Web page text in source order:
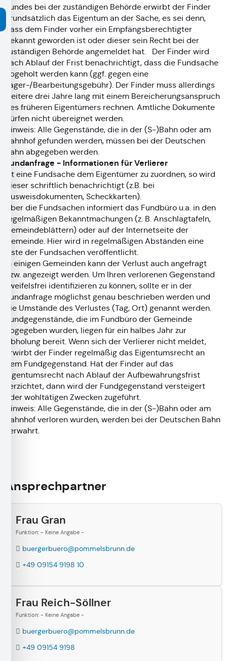
Fundes bei der zuständigen Behörde erwirbt der Finder
grundsätzlich das Eigentum an der Sache, es sei denn,
dass dem Finder vorher ein Empfangsberechtigter
bekannt geworden ist oder dieser sein Recht bei der
zuständigen Behörde angemeldet hat. Der Finder wird
nach Ablauf der Frist benachrichtigt, dass die Fundsache
abgeholt werden kann (ggf. gegen eine
Lager-/Bearbeitungsgebühr). Der Finder muss allerdings
weitere drei Jahre lang mit einem Bereicherungsanspruch
des früheren Eigentümers rechnen. Amtliche Dokumente
dürfen nicht übereignet werden.
Hinweis: Alle Gegenstände, die in der (S-)Bahn oder am
Bahnhof gefunden werden, müssen bei der Deutschen
Bahn abgegeben werden.
Fundanfrage - Informationen für Verlierer
Ist eine Fundsache dem Eigentümer zu zuordnen, so wird
dieser schriftlich benachrichtigt (z.B. bei
Ausweisdokumenten, Scheckkarten).
Über die Fundsachen informiert das Fundbüro u.a. in den
regelmäßigen Bekanntmachungen (z. B. Anschlagtafeln,
Gemeindeblättern) oder auf der Internetseite der
Gemeinde. Hier wird in regelmäßigen Abständen eine
Liste der Fundsachen veröffentlicht.
In einigen Gemeinden kann der Verlust auch angefragt
bzw. angezeigt werden. Um Ihren verlorenen Gegenstand
zweifelsfrei identifizieren zu können, sollte er in der
Fundanfrage möglichst genau beschrieben werden und
die Umstände des Verlustes (Tag, Ort) genannt werden.
Fundgegenstände, die im Fundbüro der Gemeinde
abgegeben wurden, liegen für ein halbes Jahr zur
Abholung bereit. Wenn sich der Verlierer nicht meldet,
erwirbt der Finder regelmäßig das Eigentumsrecht an
dem Fundgegenstand. Hat der Finder auf das
Eigentumsrecht nach Ablauf der Aufbewahrungsfrist
verzichtet, dann wird der Fundgegenstand versteigert
oder wohltätigen Zwecken zugeführt.
Hinweis: Alle Gegenstände, die in der (S-)Bahn oder am
Bahnhof verloren wurden, werden bei der Deutschen Bahn
verwahrt.
Ansprechpartner
Frau Gran
Funktion: - Keine Angabe -
buergerbuero@pommelsbrunn.de
+49 09154 9198 10
Frau Reich-Söllner
Funktion: - Keine Angabe -
buergerbuero@pommelsbrunn.de
+49 09154 9198